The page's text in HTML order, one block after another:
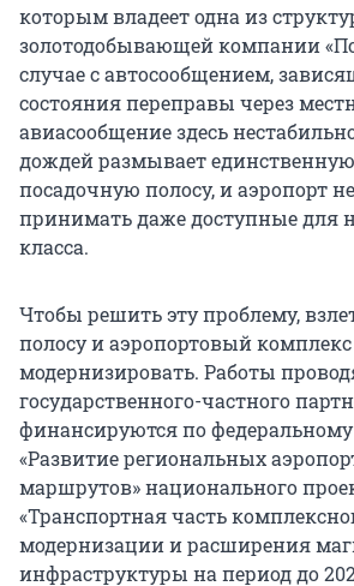
которым владеет одна из
золотодобывающей компании
случае с автосообщением,
состояния переправы через
авиасообщение здесь
дождей размывает
посадочную полосу, и аэропорт
принимать даже доступные для
класса.
Чтобы решить эту проблему,
полосу и аэропортовый
модернизировать. Работы
государственного-частного
финансируются по
«Развитие региональных
маршрутов» национального
«Транспортная часть
модернизации и расширения
инфраструктуры на период до